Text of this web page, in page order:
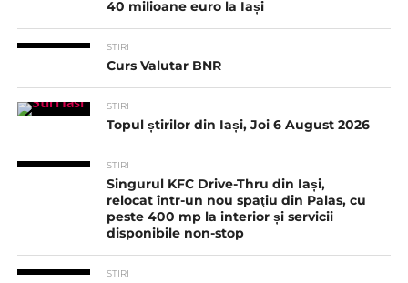
40 milioane euro la Iași
STIRI
Curs Valutar BNR
STIRI
Topul știrilor din Iași, Joi 6 August 2026
STIRI
Singurul KFC Drive-Thru din Iași,
relocat într-un nou spaţiu din Palas, cu
peste 400 mp la interior și servicii
disponibile non-stop
STIRI